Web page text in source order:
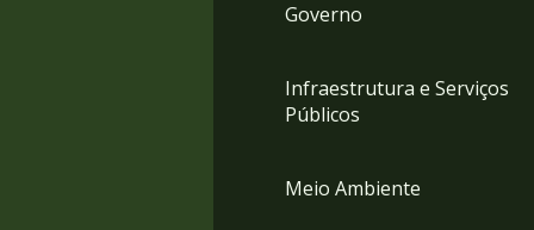
Governo
Infraestrutura e Serviços
Públicos
Meio Ambiente